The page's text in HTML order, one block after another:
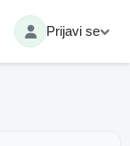
Prijavi se